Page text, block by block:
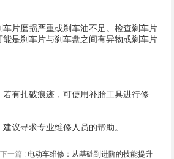
片磨损严重或刹车油不足。检查刹车片
是刹车片与刹车盘之间有异物或刹车片
有扎破痕迹，可使用补胎工具进行修
议寻求专业维修人员的帮助。
下一篇 : 电动车维修：从基础到进阶的技能提升